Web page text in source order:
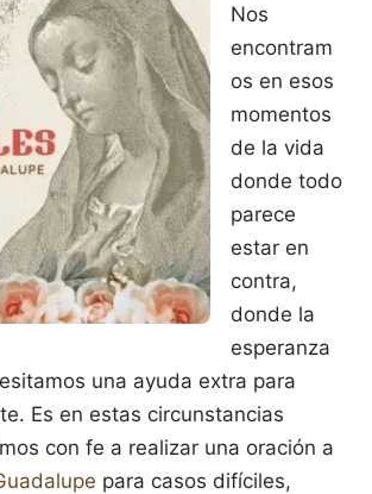
Nos
encontram
os en esos
momentos
de la vida
donde todo
parece
estar en
contra,
donde la
esperanza
una ayuda extra para
Es en estas circunstancias
con fe a realizar una oración a
para casos difíciles,